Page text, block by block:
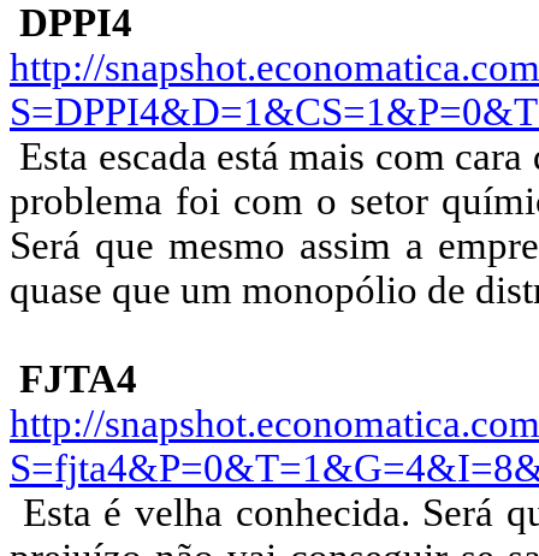
DPPI4
http://
Esta escada está mais com
problema foi com o setor
Será que mesmo assim a
quase que um monopólio de
FJTA4
http://
Esta é velha conhecida. Será